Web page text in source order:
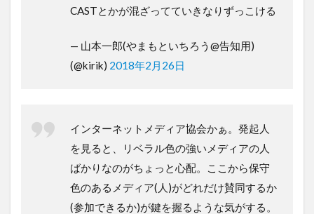
CASTとかが混ざってていきなりずっこける
— 山本一郎(やまもといちろう@告知用)
(@kirik) 2018年2月26日
インターネットメディア協会かぁ。発起人
を見ると、リベラル色の強いメディアの人
ばかりなのがちょっと心配。ここから保守
色のあるメディア(人)がどれだけ賛同するか
(参加できるか)が鍵を握るような気がする。